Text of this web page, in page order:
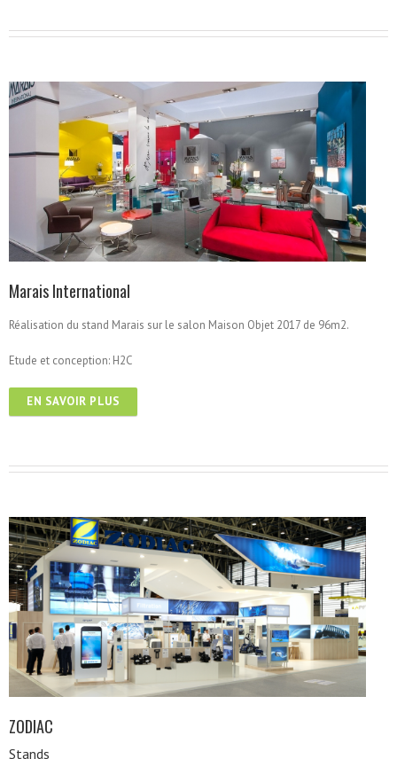
Marais International
Réalisation du stand Marais sur le salon Maison Objet 2017 de 96m2.
Etude et conception: H2C
EN SAVOIR PLUS
ZODIAC
Stands